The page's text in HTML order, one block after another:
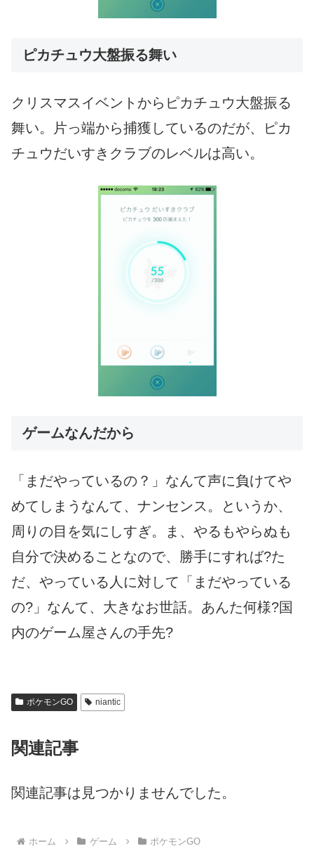
ピカチュウ大盤振る舞い
クリスマスイベントからピカチュウ大盤振る
舞い。片っ端から捕獲しているのだが、ピカ
チュウだいすきクラブのレベルは高い。
ゲームなんだから
「まだやっているの？」なんて声に負けてや
めてしまうなんて、ナンセンス。というか、
周りの目を気にしすぎ。ま、やるもやらぬも
自分で決めることなので、勝手にすれば?た
だ、やっている人に対して「まだやっている
の?」なんて、大きなお世話。あんた何様?国
内のゲーム屋さんの手先?
ポケモンGO niantic
関連記事
関連記事は見つかりませんでした。
ホーム ゲーム ポケモンGO